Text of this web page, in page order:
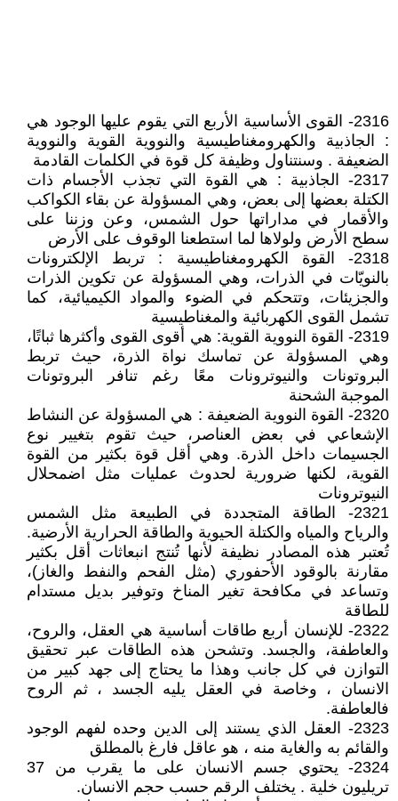
2316- القوى الأساسية الأربع التي يقوم عليها الوجود هي
: الجاذبية والكهرومغناطيسية والنووية القوية والنووية
الضعيفة . وسنتناول وظيفة كل قوة في الكلمات القادمة
2317- الجاذبية : هي القوة التي تجذب الأجسام ذات
الكتلة بعضها إلى بعض، وهي المسؤولة عن بقاء الكواكب
والأقمار في مداراتها حول الشمس، وعن وزننا على
سطح الأرض ولولاها لما استطعنا الوقوف على الأرض
2318- القوة الكهرومغناطيسية : تربط الإلكترونات
بالنويّات في الذرات، وهي المسؤولة عن تكوين الذرات
والجزيئات، وتتحكم في الضوء والمواد الكيميائية، كما
تشمل القوى الكهربائية والمغناطيسية
2319- القوة النووية القوية: هي أقوى القوى وأكثرها ثباتًا،
وهي المسؤولة عن تماسك نواة الذرة، حيث تربط
البروتونات والنيوترونات معًا رغم تنافر البروتونات
الموجبة الشحنة
2320- القوة النووية الضعيفة : هي المسؤولة عن النشاط
الإشعاعي في بعض العناصر، حيث تقوم بتغيير نوع
الجسيمات داخل الذرة. وهي أقل قوة بكثير من القوة
القوية، لكنها ضرورية لحدوث عمليات مثل اضمحلال
النيوترونات
2321- الطاقة المتجددة في الطبيعة مثل الشمس
والرياح والمياه والكتلة الحيوية والطاقة الحرارية الأرضية.
تُعتبر هذه المصادر نظيفة لأنها تُنتج انبعاثات أقل بكثير
مقارنة بالوقود الأحفوري (مثل الفحم والنفط والغاز)،
وتساعد في مكافحة تغير المناخ وتوفير بديل مستدام
للطاقة
2322- للإنسان أربع طاقات أساسية هي العقل، والروح،
والعاطفة، والجسد. وتشحن هذه الطاقات عبر تحقيق
التوازن في كل جانب وهذا ما يحتاج إلى جهد كبير من
الانسان ، وخاصة في العقل يليه الجسد ، ثم الروح
فالعاطفة.
2323- العقل الذي يستند إلى الدين وحده لفهم الوجود
والقائم به والغاية منه ، هو عاقل فارغ بالمطلق
2324- يحتوي جسم الانسان على ما يقرب من 37
تريليون خلية . يختلف الرقم حسب حجم الانسان.